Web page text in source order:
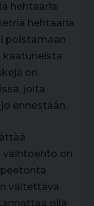
hehtaaria
hehtaaria
poistamaan
kaatuneista
on
joita
ennestään.
vaihtoehto on
vältettävä.
olla